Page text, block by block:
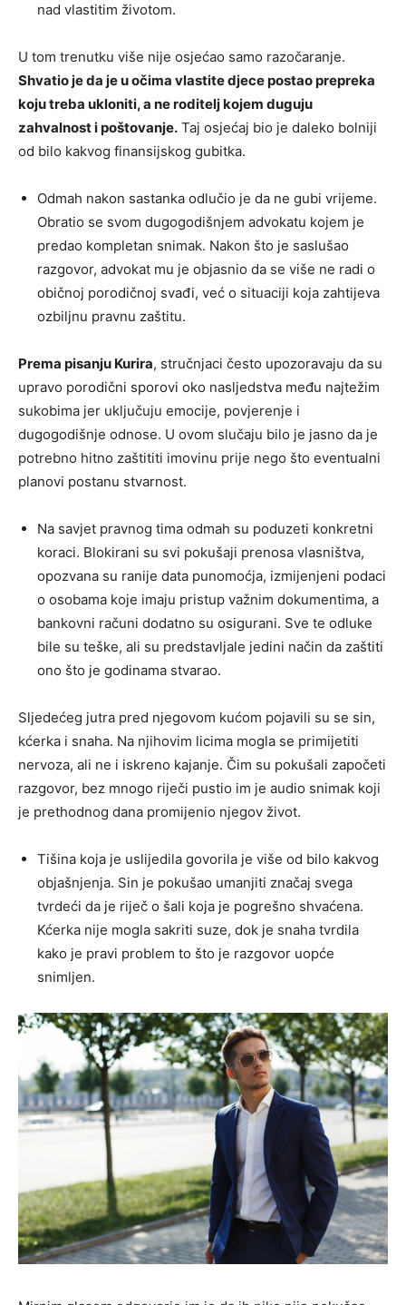
nad vlastitim životom.
U tom trenutku više nije osjećao samo razočaranje.
Shvatio je da je u očima vlastite djece postao prepreka
koju treba ukloniti, a ne roditelj kojem duguju
zahvalnost i poštovanje. Taj osjećaj bio je daleko bolniji
od bilo kakvog finansijskog gubitka.
Odmah nakon sastanka odlučio je da ne gubi vrijeme.
Obratio se svom dugogodišnjem advokatu kojem je
predao kompletan snimak. Nakon što je saslušao
razgovor, advokat mu je objasnio da se više ne radi o
običnoj porodičnoj svađi, već o situaciji koja zahtijeva
ozbiljnu pravnu zaštitu.
Prema pisanju Kurira, stručnjaci često upozoravaju da su
upravo porodični sporovi oko nasljedstva među najtežim
sukobima jer uključuju emocije, povjerenje i
dugogodišnje odnose. U ovom slučaju bilo je jasno da je
potrebno hitno zaštititi imovinu prije nego što eventualni
planovi postanu stvarnost.
Na savjet pravnog tima odmah su poduzeti konkretni
koraci. Blokirani su svi pokušaji prenosa vlasništva,
opozvana su ranije data punomoćja, izmijenjeni podaci
o osobama koje imaju pristup važnim dokumentima, a
bankovni računi dodatno su osigurani. Sve te odluke
bile su teške, ali su predstavljale jedini način da zaštiti
ono što je godinama stvarao.
Sljedećeg jutra pred njegovom kućom pojavili su se sin,
kćerka i snaha. Na njihovim licima mogla se primijetiti
nervoza, ali ne i iskreno kajanje. Čim su pokušali započeti
razgovor, bez mnogo riječi pustio im je audio snimak koji
je prethodnog dana promijenio njegov život.
Tišina koja je uslijedila govorila je više od bilo kakvog
objašnjenja. Sin je pokušao umanjiti značaj svega
tvrdeći da je riječ o šali koja je pogrešno shvaćena.
Kćerka nije mogla sakriti suze, dok je snaha tvrdila
kako je pravi problem to što je razgovor uopće
snimljen.